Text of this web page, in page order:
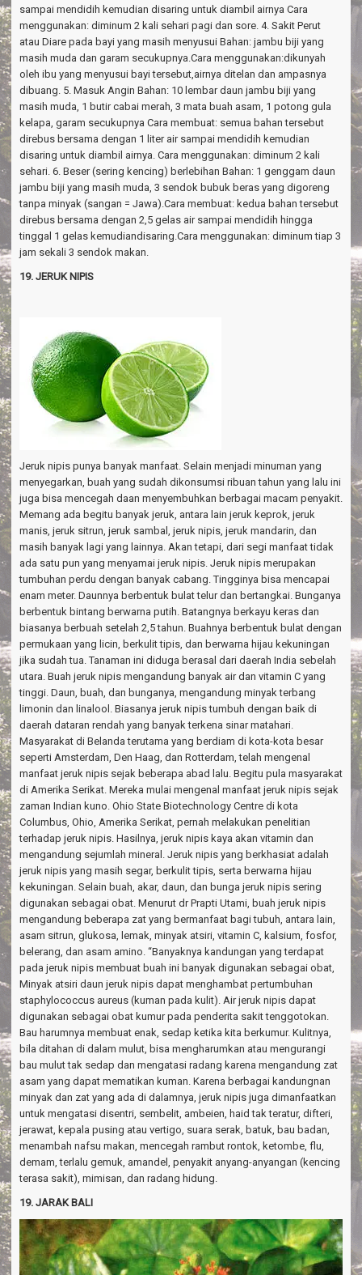
sampai mendidih kemudian disaring untuk diambil airnya Cara
menggunakan: diminum 2 kali sehari pagi dan sore. 4. Sakit Perut
atau Diare pada bayi yang masih menyusui Bahan: jambu biji yang
masih muda dan garam secukupnya.Cara menggunakan:dikunyah
oleh ibu yang menyusui bayi tersebut,airnya ditelan dan ampasnya
dibuang. 5. Masuk Angin Bahan: 10 lembar daun jambu biji yang
masih muda, 1 butir cabai merah, 3 mata buah asam, 1 potong gula
kelapa, garam secukupnya Cara membuat: semua bahan tersebut
direbus bersama dengan 1 liter air sampai mendidih kemudian
disaring untuk diambil airnya. Cara menggunakan: diminum 2 kali
sehari. 6. Beser (sering kencing) berlebihan Bahan: 1 genggam daun
jambu biji yang masih muda, 3 sendok bubuk beras yang digoreng
tanpa minyak (sangan = Jawa).Cara membuat: kedua bahan tersebut
direbus bersama dengan 2,5 gelas air sampai mendidih hingga
tinggal 1 gelas kemudiandisaring.Cara menggunakan: diminum tiap 3
jam sekali 3 sendok makan.
19. JERUK NIPIS
Jeruk nipis punya banyak manfaat. Selain menjadi minuman yang
menyegarkan, buah yang sudah dikonsumsi ribuan tahun yang lalu ini
juga bisa mencegah daan menyembuhkan berbagai macam penyakit.
Memang ada begitu banyak jeruk, antara lain jeruk keprok, jeruk
manis, jeruk sitrun, jeruk sambal, jeruk nipis, jeruk mandarin, dan
masih banyak lagi yang lainnya. Akan tetapi, dari segi manfaat tidak
ada satu pun yang menyamai jeruk nipis. Jeruk nipis merupakan
tumbuhan perdu dengan banyak cabang. Tingginya bisa mencapai
enam meter. Daunnya berbentuk bulat telur dan bertangkai. Bunganya
berbentuk bintang berwarna putih. Batangnya berkayu keras dan
biasanya berbuah setelah 2,5 tahun. Buahnya berbentuk bulat dengan
permukaan yang licin, berkulit tipis, dan berwarna hijau kekuningan
jika sudah tua. Tanaman ini diduga berasal dari daerah India sebelah
utara. Buah jeruk nipis mengandung banyak air dan vitamin C yang
tinggi. Daun, buah, dan bunganya, mengandung minyak terbang
limonin dan linalool. Biasanya jeruk nipis tumbuh dengan baik di
daerah dataran rendah yang banyak terkena sinar matahari.
Masyarakat di Belanda terutama yang berdiam di kota-kota besar
seperti Amsterdam, Den Haag, dan Rotterdam, telah mengenal
manfaat jeruk nipis sejak beberapa abad lalu. Begitu pula masyarakat
di Amerika Serikat. Mereka mulai mengenal manfaat jeruk nipis sejak
zaman Indian kuno. Ohio State Biotechnology Centre di kota
Columbus, Ohio, Amerika Serikat, pernah melakukan penelitian
terhadap jeruk nipis. Hasilnya, jeruk nipis kaya akan vitamin dan
mengandung sejumlah mineral. Jeruk nipis yang berkhasiat adalah
jeruk nipis yang masih segar, berkulit tipis, serta berwarna hijau
kekuningan. Selain buah, akar, daun, dan bunga jeruk nipis sering
digunakan sebagai obat. Menurut dr Prapti Utami, buah jeruk nipis
mengandung beberapa zat yang bermanfaat bagi tubuh, antara lain,
asam sitrun, glukosa, lemak, minyak atsiri, vitamin C, kalsium, fosfor,
belerang, dan asam amino. “Banyaknya kandungan yang terdapat
pada jeruk nipis membuat buah ini banyak digunakan sebagai obat,
Minyak atsiri daun jeruk nipis dapat menghambat pertumbuhan
staphylococcus aureus (kuman pada kulit). Air jeruk nipis dapat
digunakan sebagai obat kumur pada penderita sakit tenggotokan.
Bau harumnya membuat enak, sedap ketika kita berkumur. Kulitnya,
bila ditahan di dalam mulut, bisa mengharumkan atau mengurangi
bau mulut tak sedap dan mengatasi radang karena mengandung zat
asam yang dapat mematikan kuman. Karena berbagai kandungnan
minyak dan zat yang ada di dalamnya, jeruk nipis juga dimanfaatkan
untuk mengatasi disentri, sembelit, ambeien, haid tak teratur, difteri,
jerawat, kepala pusing atau vertigo, suara serak, batuk, bau badan,
menambah nafsu makan, mencegah rambut rontok, ketombe, flu,
demam, terlalu gemuk, amandel, penyakit anyang-anyangan (kencing
terasa sakit), mimisan, dan radang hidung.
19. JARAK BALI